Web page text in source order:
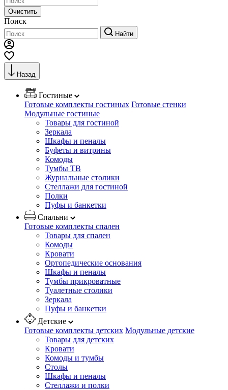
Очистить
Поиск
Найти
Назад
Гостиные
Готовые комплекты гостиных Готовые стенки
Модульные гостиные
Товары для гостиной
Зеркала
Шкафы и пеналы
Буфеты и витрины
Комоды
Тумбы ТВ
Журнальные столики
Стеллажи для гостиной
Полки
Пуфы и банкетки
Спальни
Готовые комплекты спален
Товары для спален
Комоды
Кровати
Ортопедические основания
Шкафы и пеналы
Тумбы прикроватные
Туалетные столики
Зеркала
Пуфы и банкетки
Детские
Готовые комплекты детских Модульные детские
Товары для детских
Кровати
Комоды и тумбы
Столы
Шкафы и пеналы
Стеллажи и полки